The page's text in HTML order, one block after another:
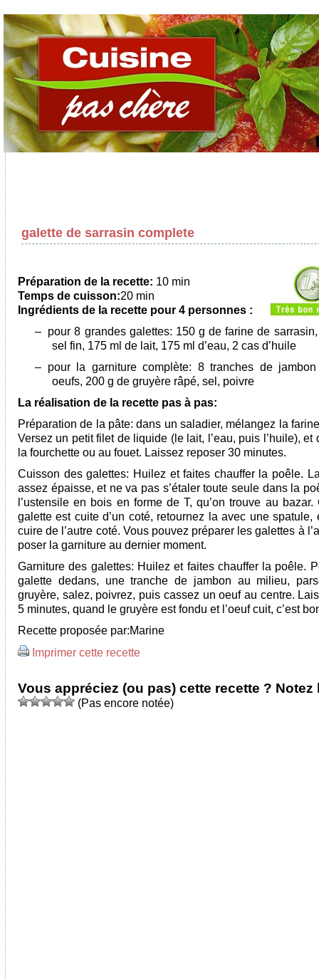
galette de sarrasin complete
Préparation de la recette: 10 min
Temps de cuisson:20 min
Ingrédients de la recette pour 4 personnes :
– pour 8 grandes galettes: 150 g de farine de
sel fin, 175 ml de lait, 175 ml d’eau, 2 cas d’huile
– pour la garniture complète: 8 tranches de
oeufs, 200 g de gruyère râpé, sel, poivre
La réalisation de la recette pas à pas:
Préparation de la pâte: dans un saladier, mélangez la
Versez un petit filet de liquide (le lait, l’eau, puis l’huile), et
la fourchette ou au fouet. Laissez reposer 30 minutes.
Cuisson des galettes: Huilez et faites chauffer la poêle.
assez épaisse, et ne va pas s’étaler toute seule dans la
l’ustensile en bois en forme de T, qu’on trouve au bazar.
galette est cuite d’un coté, retournez la avec une spatule,
cuire de l’autre coté. Vous pouvez préparer les galettes à
poser la garniture au dernier moment.
Garniture des galettes: Huilez et faites chauffer la poêle.
galette dedans, une tranche de jambon au milieu,
gruyère, salez, poivrez, puis cassez un oeuf au centre.
5 minutes, quand le gruyère est fondu et l’oeuf cuit, c’est
Recette proposée par:Marine
Imprimer cette recette
Vous appréciez (ou pas) cette recette ? Notez
(Pas encore notée)